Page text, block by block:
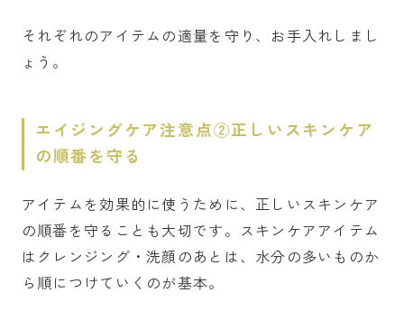
それぞれのアイテムの適量を守り、お手入れしまし
ょう。
エイジングケア注意点②正しいスキンケア
の順番を守る
アイテムを効果的に使うために、正しいスキンケア
の順番を守ることも大切です。スキンケアアイテム
はクレンジング・洗顔のあとは、水分の多いものか
ら順につけていくのが基本。